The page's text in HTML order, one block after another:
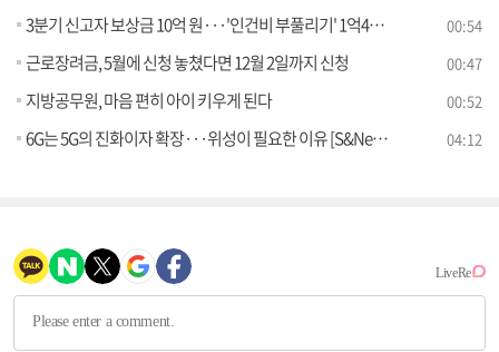
3분기 신고자 보상금 10억 원···'인건비 부풀리기' 1억4천만 원 최고액 00:54
근로장려금, 5월에 신청 놓쳤다면 12월 2일까지 신청 00:47
지방공무원, 마음 편히 아이 키우게 된다 00:52
6G는 5G의 진화이자 확장···위성이 필요한 이유 [S&News] 04:12